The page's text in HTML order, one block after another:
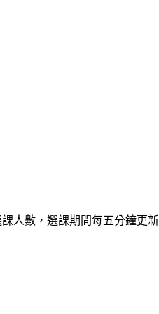
人數，選課期間每五分鐘更